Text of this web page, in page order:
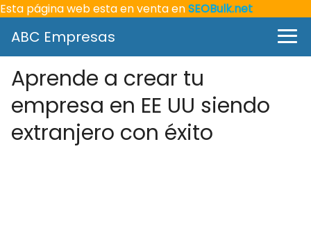
Esta página web esta en venta enSEOBulk.net
ABC Empresas
Aprende a crear tu
empresa en EE UU siendo
extranjero con éxito